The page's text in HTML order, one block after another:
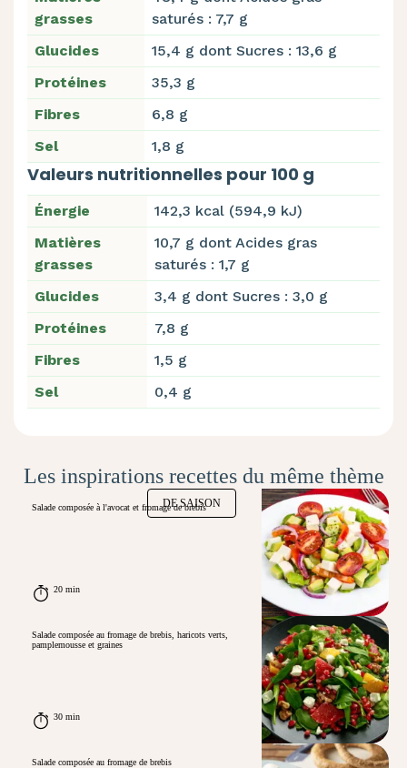
grasses
saturés : 7,7 g
Glucides
15,4 g dont Sucres : 13,6 g
Protéines
35,3 g
Fibres
6,8 g
Sel
1,8 g
Valeurs nutritionnelles pour 100 g
Énergie
142,3 kcal (594,9 kJ)
Matières
grasses
10,7 g dont Acides gras
saturés : 1,7 g
Glucides
3,4 g dont Sucres : 3,0 g
Protéines
7,8 g
Fibres
1,5 g
Sel
0,4 g
Les inspirations recettes du même thème
DE SAISON
Salade composée à l'avocat et fromage de brebis
20 min
Salade composée au fromage de brebis, haricots verts,
pamplemousse et graines
30 min
Salade composée au fromage de brebis